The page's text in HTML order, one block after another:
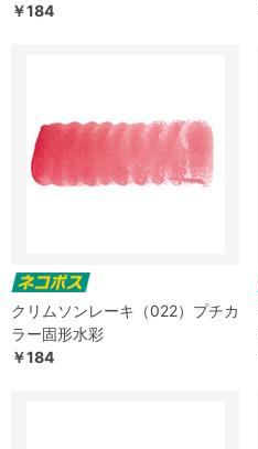
￥184
クリムソンレーキ（022）プチカ
ラー固形水彩
￥184